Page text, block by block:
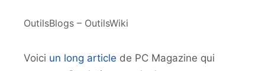
OutilsBlogs – OutilsWiki
Voici un long article de PC Magazine qui